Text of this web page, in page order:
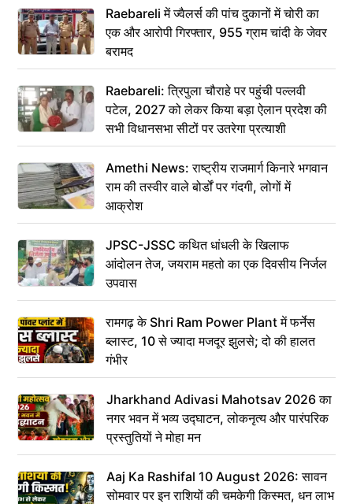
Raebareli में ज्वैलर्स की पांच दुकानों में चोरी का
एक और आरोपी गिरफ्तार, 955 ग्राम चांदी के जेवर
बरामद
Raebareli: त्रिपुला चौराहे पर पहुंची पल्लवी
पटेल, 2027 को लेकर किया बड़ा ऐलान प्रदेश की
सभी विधानसभा सीटों पर उतरेगा प्रत्याशी
Amethi News: राष्ट्रीय राजमार्ग किनारे भगवान
राम की तस्वीर वाले बोर्डों पर गंदगी, लोगों में
आक्रोश
JPSC-JSSC कथित धांधली के खिलाफ
आंदोलन तेज, जयराम महतो का एक दिवसीय निर्जल
उपवास
रामगढ़ के Shri Ram Power Plant में फर्नेस
ब्लास्ट, 10 से ज्यादा मजदूर झुलसे; दो की हालत
गंभीर
Jharkhand Adivasi Mahotsav 2026 का
नगर भवन में भव्य उद्घाटन, लोकनृत्य और पारंपरिक
प्रस्तुतियों ने मोहा मन
Aaj Ka Rashifal 10 August 2026: सावन
सोमवार पर इन राशियों की चमकेगी किस्मत, धन लाभ